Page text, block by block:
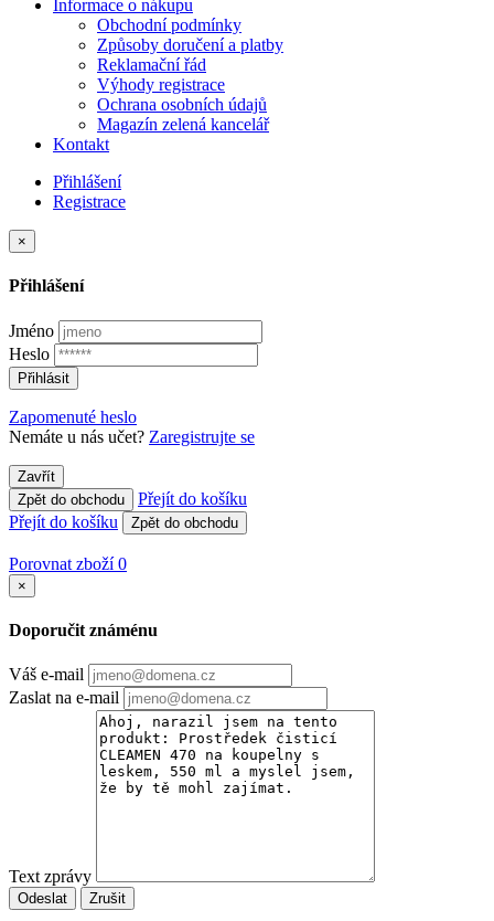
Informace o nákupu
Obchodní podmínky
Způsoby doručení a platby
Reklamační řád
Výhody registrace
Ochrana osobních údajů
Magazín zelená kancelář
Kontakt
Přihlášení
Registrace
×
Přihlášení
Jméno
Heslo
Přihlásit
Zapomenuté heslo
Nemáte u nás učet? Zaregistrujte se
Zavřít
Zpět do obchodu
Přejít do košíku
Přejít do košíku
Zpět do obchodu
Porovnat zboží0
×
Doporučit známénu
Váš e-mail
Zaslat na e-mail
Text zprávy
Odeslat Zrušit